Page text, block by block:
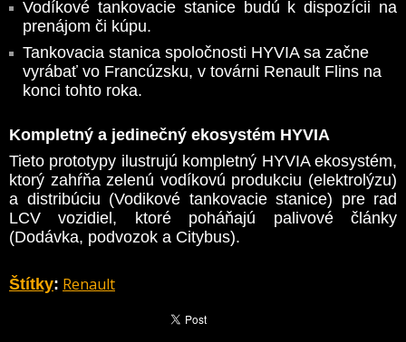
Vodíkové tankovacie stanice budú k dispozícii na
prenájom či kúpu.
Tankovacia stanica spoločnosti HYVIA sa začne
vyrábať vo Francúzsku, v továrni Renault Flins na
konci tohto roka.
Kompletný a jedinečný ekosystém HYVIA
Tieto prototypy ilustrujú kompletný HYVIA ekosystém,
ktorý zahŕňa zelenú vodíkovú produkciu (elektrolýzu)
a distribúciu (Vodikové tankovacie stanice) pre rad
LCV vozidiel, ktoré poháňajú palivové články
(Dodávka, podvozok a Citybus).
Štítky: Renault